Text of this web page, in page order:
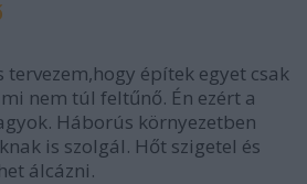
tervezem,hogy építek egyet csak
nem túl feltűnő. Én ezért a
Háborús környezetben
is szolgál. Hőt szigetel és
álcázni.